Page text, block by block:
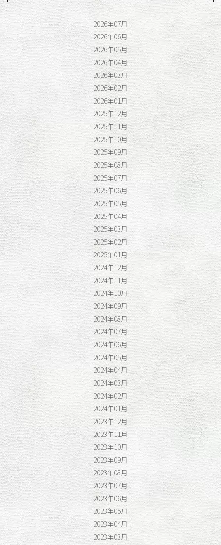
2026年07月
2026年06月
2026年05月
2026年04月
2026年03月
2026年02月
2026年01月
2025年12月
2025年11月
2025年10月
2025年09月
2025年08月
2025年07月
2025年06月
2025年05月
2025年04月
2025年03月
2025年02月
2025年01月
2024年12月
2024年11月
2024年10月
2024年09月
2024年08月
2024年07月
2024年06月
2024年05月
2024年04月
2024年03月
2024年02月
2024年01月
2023年12月
2023年11月
2023年10月
2023年09月
2023年08月
2023年07月
2023年06月
2023年05月
2023年04月
2023年03月